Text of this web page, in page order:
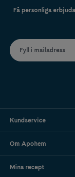
Få personliga
Fyll i mailadress
Kundservice
Om Apohem
Mina recept